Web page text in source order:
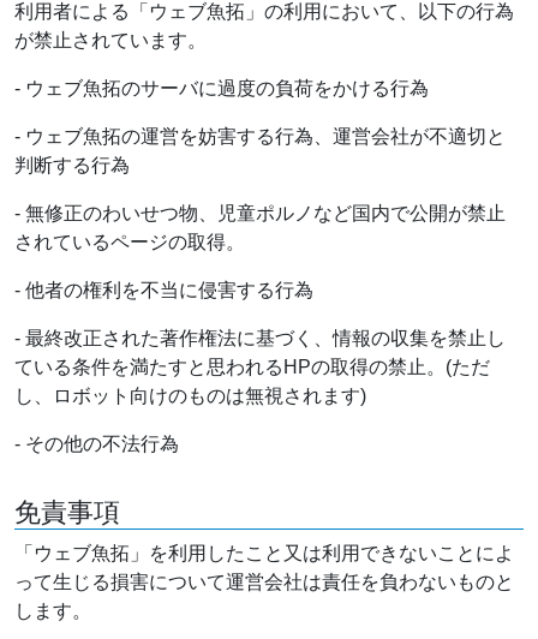
利用者による「ウェブ魚拓」の利用において、以下の行為
が禁止されています。
- ウェブ魚拓のサーバに過度の負荷をかける行為
- ウェブ魚拓の運営を妨害する行為、運営会社が不適切と
判断する行為
- 無修正のわいせつ物、児童ポルノなど国内で公開が禁止
されているページの取得。
- 他者の権利を不当に侵害する行為
- 最終改正された著作権法に基づく、情報の収集を禁止し
ている条件を満たすと思われるHPの取得の禁止。(ただ
し、ロボット向けのものは無視されます)
- その他の不法行為
免責事項
「ウェブ魚拓」を利用したこと又は利用できないことによ
って生じる損害について運営会社は責任を負わないものと
します。